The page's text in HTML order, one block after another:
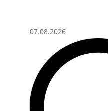
07.08.2026